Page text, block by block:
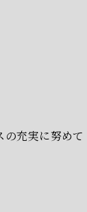
充実に努めて